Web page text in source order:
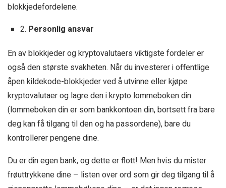
blokkjedefordelene.
2. Personlig ansvar
En av blokkjeder og kryptovalutaers viktigste fordeler er
også den største svakheten. Når du investerer i offentlige
åpen kildekode-blokkjeder ved å utvinne eller kjøpe
kryptovalutaer og lagre den i krypto lommeboken din
(lommeboken din er som bankkontoen din, bortsett fra bare
deg kan få tilgang til den og ha passordene), bare du
kontrollerer pengene dine.
Du er din egen bank, og dette er flott! Men hvis du mister
frøuttrykkene dine – listen over ord som gir deg tilgang til å